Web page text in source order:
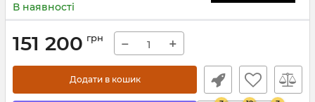
В наявності
151 200 грн − +
Додати в кошик